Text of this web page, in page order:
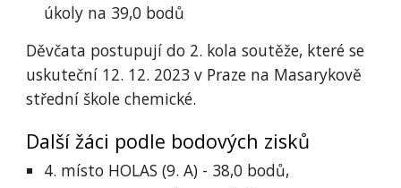
úkoly na 39,0 bodů
Děvčata postupují do 2. kola soutěže, které se
uskuteční 12. 12. 2023 v Praze na Masarykově
střední škole chemické.
Další žáci podle bodových zisků
4. místo HOLAS (9. A) - 38,0 bodů,